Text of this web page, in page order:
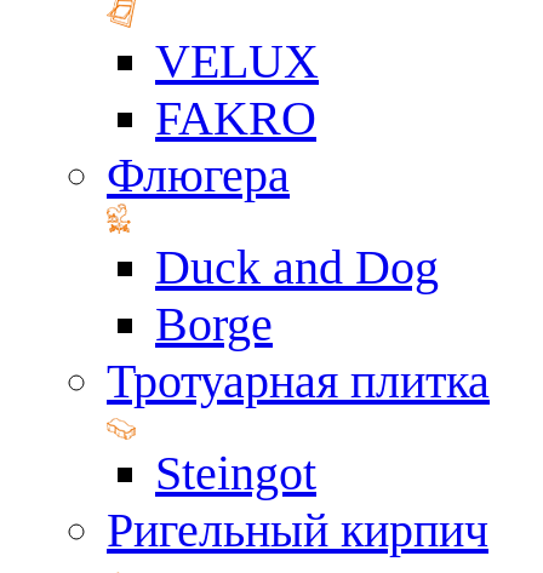
VELUX
FAKRO
Флюгера
Duck and Dog
Borge
Тротуарная плитка
Steingot
Ригельный кирпич